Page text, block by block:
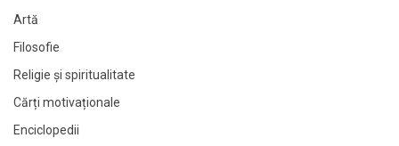
Artă
Filosofie
Religie și spiritualitate
Cărți motivaționale
Enciclopedii